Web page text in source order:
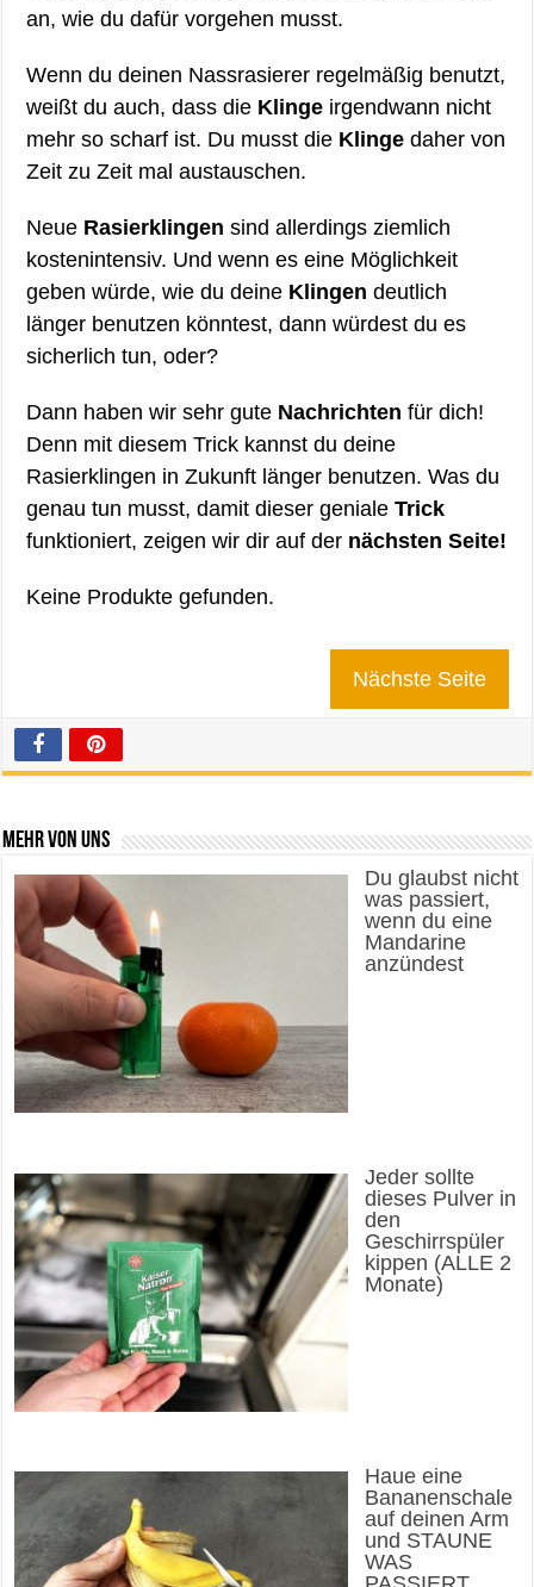
an, wie du dafür vorgehen musst.
Wenn du deinen Nassrasierer regelmäßig benutzt,
weißt du auch, dass die Klinge irgendwann nicht
mehr so scharf ist. Du musst die Klinge daher von
Zeit zu Zeit mal austauschen.
Neue Rasierklingen sind allerdings ziemlich
kostenintensiv. Und wenn es eine Möglichkeit
geben würde, wie du deine Klingen deutlich
länger benutzen könntest, dann würdest du es
sicherlich tun, oder?
Dann haben wir sehr gute Nachrichten für dich!
Denn mit diesem Trick kannst du deine
Rasierklingen in Zukunft länger benutzen. Was du
genau tun musst, damit dieser genialeTrick
funktioniert, zeigen wir dir auf der nächsten Seite!
Keine Produkte gefunden.
Nächste Seite
Mehr von uns
Du glaubst nicht
was passiert,
wenn du eine
Mandarine
anzündest
Jeder sollte
dieses Pulver in
den
Geschirrspüler
kippen (ALLE 2
Monate)
Haue eine
Bananenschale
auf deinen Arm
und STAUNE
WAS